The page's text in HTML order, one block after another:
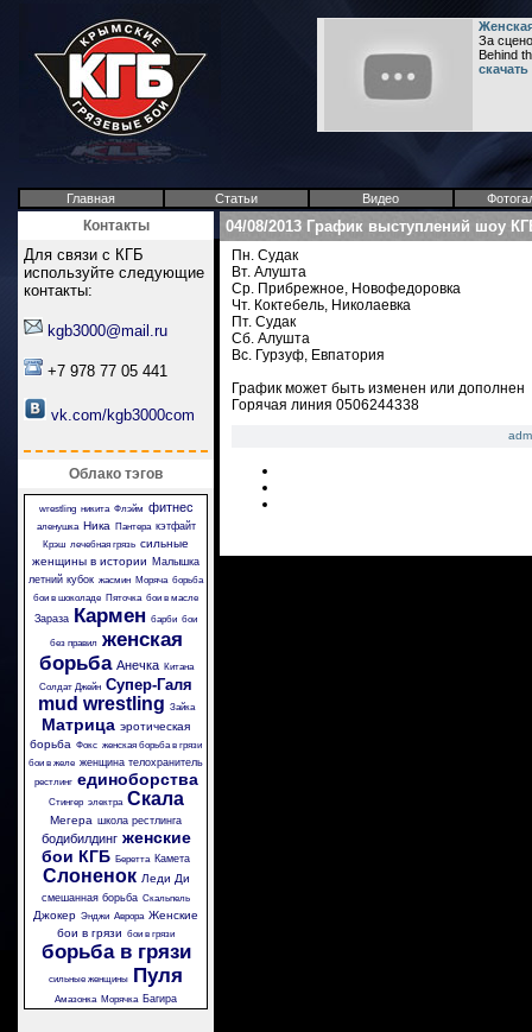
За
Behind
Главная Статьи Видео
Контакты
Для связи с КГБ
используйте следующие
контакты:
kgb3000@mail.ru
+7 978 77 05 441
vk.com/kgb3000com
Облако тэгов
wrestling никита Флэйм фитнес
аленушка Ника Пантера кэтфайт
Крэш лечебная грязь сильные
женщины в истории Малышка
летний кубок жасмин Моряча борьба
бои в шоколаде Пяточка бои в масле
Зараза Кармен барби бои
без правил женская
борьба Анечка
Китана
Солдат Джейн Супер-Галя
mud wrestling Зайка
Матрица эротическая
борьба Фокс женская борьба в грязи
бои в желе женщина телохранитель
рестлинг единоборства
Стингер электра Скала
Мегера школа рестлинга
бодибилдинг женские
бои КГБ Беретта Камета
Слоненок Леди Ди
смешанная борьба Скальпель
Джокер Энджи Аврора Женские
бои в грязи бои в грязи
борьба в грязи
сильные женщины Пуля
Амазонка Морячка Багира
04/08/2013 График выступлений шоу
Пн. Судак
Вт. Алушта
Ср. Прибрежное, Новофедоровка
Чт. Коктебель, Николаевка
Пт. Судак
Сб. Алушта
Вс. Гурзуф, Евпатория
График может быть изменен или дополнен
Горячая линия 0506244338